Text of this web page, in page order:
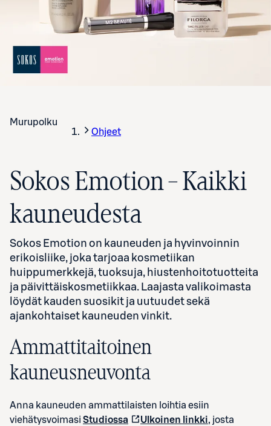
Murupolku
Ohjeet
Sokos Emotion – Kaikki
kauneudesta
Sokos Emotion on kauneuden ja hyvinvoinnin
erikoisliike, joka tarjoaa kosmetiikan
huippumerkkejä, tuoksuja, hiustenhoitotuotteita
ja päivittäiskosmetiikkaa. Laajasta valikoimasta
löydät kauden suosikit ja uutuudet sekä
ajankohtaiset kauneuden vinkit.
Ammattitaitoinen
kauneusneuvonta
Anna kauneuden ammattilaisten loihtia esiin
viehätysvoimasi Studiossa Ulkoinen linkki, josta